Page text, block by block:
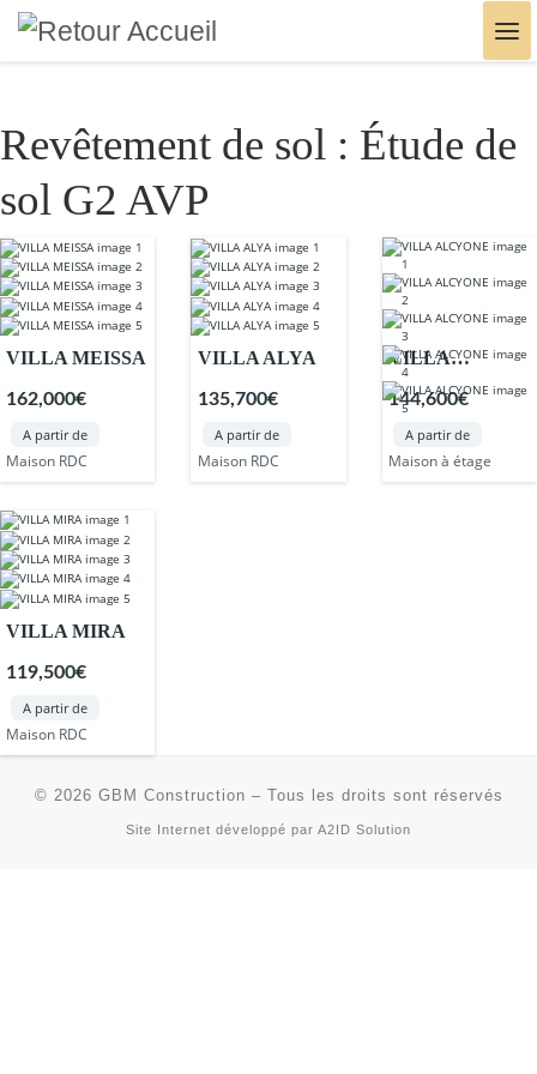
Skip to content
Revêtement de sol : Étude de
sol G2 AVP
VILLA MEISSA
162,000€
A partir de
Maison RDC
VILLA ALYA
135,700€
A partir de
Maison RDC
VILLA
ALCYONE
144,600€
A partir de
Maison à étage
VILLA MIRA
119,500€
A partir de
Maison RDC
© 2026 GBM Construction – Tous les droits sont réservés
Site Internet développé par A2ID Solution